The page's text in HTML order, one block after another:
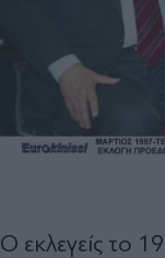
Ο εκλεγείς το